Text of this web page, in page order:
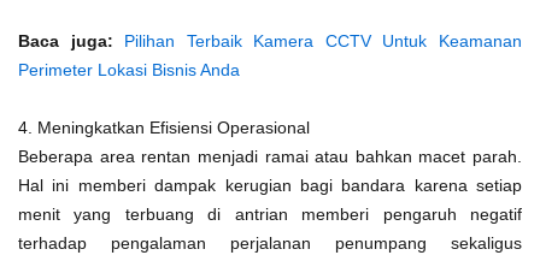
Baca juga:
Pilihan Terbaik Kamera CCTV Untuk Keamanan
Perimeter Lokasi Bisnis Anda
4. Meningkatkan Efisiensi Operasional
Beberapa area rentan menjadi ramai atau bahkan macet parah.
Hal ini memberi dampak kerugian bagi bandara karena setiap
menit yang terbuang di antrian memberi pengaruh negatif
terhadap pengalaman perjalanan penumpang sekaligus